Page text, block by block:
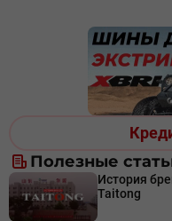
Полезные
История
Taitong